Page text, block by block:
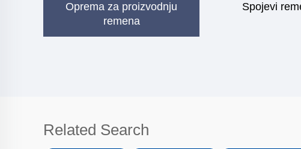
Oprema za proizvodnju
remena
Spojevi
Related Search